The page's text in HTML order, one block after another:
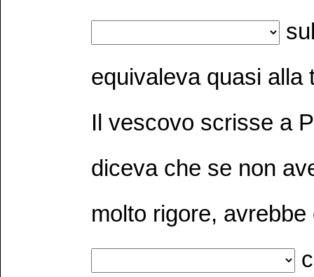
equivaleva quasi alla
Il vescovo scrisse a
diceva che se non
molto rigore,